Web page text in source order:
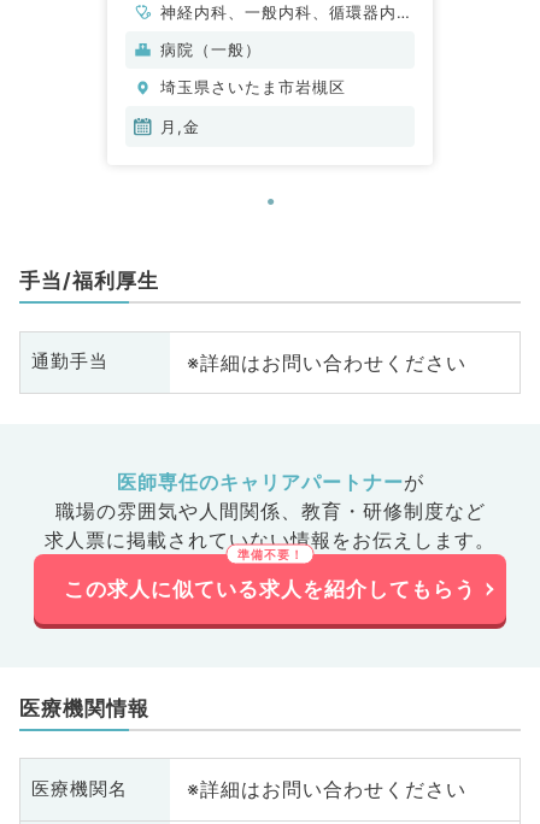
神経内科、一般内科、循環器内
科、呼吸器内科、消化器内科
病院（一般）
埼玉県さいたま市岩槻区
月,金
手当/福利厚生
通勤手当 ※詳細はお問い合わせください
医師専任のキャリアパートナーが
職場の雰囲気や人間関係、 教育・研修制度など
求人票に掲載されていない情報をお伝えします。
この求人に似ている求人を紹介してもらう
医療機関情報
医療機関名 ※詳細はお問い合わせください